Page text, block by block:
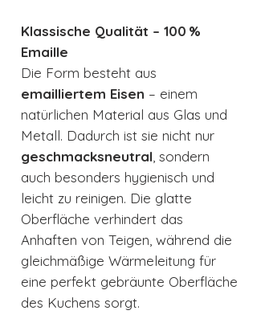
Klassische Qualität – 100 %
Emaille
Die Form besteht aus
emailliertem Eisen – einem
natürlichen Material aus Glas und
Metall. Dadurch ist sie nicht nur
geschmacksneutral, sondern
auch besonders hygienisch und
leicht zu reinigen. Die glatte
Oberfläche verhindert das
Anhaften von Teigen, während die
gleichmäßige Wärmeleitung für
eine perfekt gebräunte Oberfläche
des Kuchens sorgt.